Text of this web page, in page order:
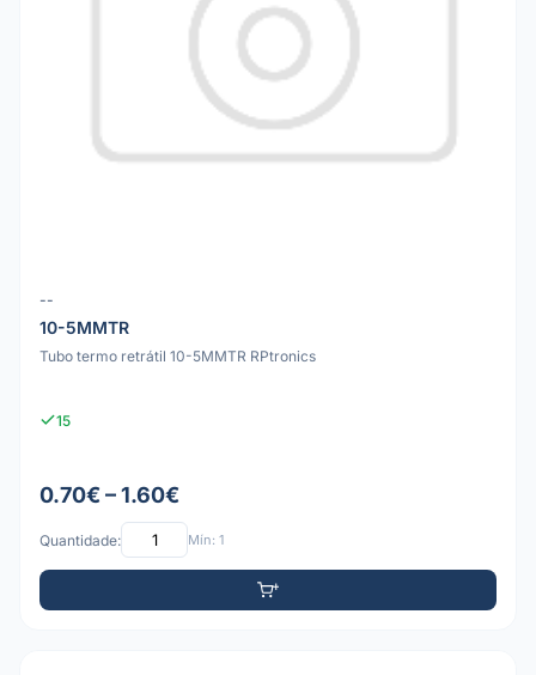
--
10-5MMTR
Tubo termo retrátil 10-5MMTR RPtronics
15
0.70€ – 1.60€
Quantidade: Mín: 1